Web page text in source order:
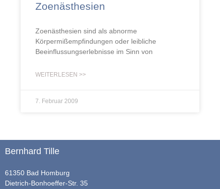
Zoenästhesien
Zoenästhesien sind als abnorme
Körpermißempfindungen oder leibliche
Beeinflussungserlebnisse im Sinn von
WEITERLESEN >>
7. Februar 2009
Bernhard Tille
61350 Bad Homburg
Dietrich-Bonhoeffer-Str. 35